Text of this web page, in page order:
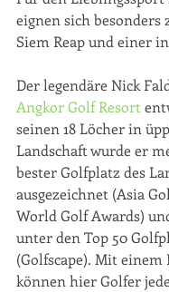
eignen sich besonders
Siem Reap und einer
Der legendäre Nick
Angkor Golf Resort
seinen 18 Löcher in
Landschaft wurde er
bester Golfplatz des
ausgezeichnet (Asia
World Golf Awards)
unter den Top 50
(Golfscape). Mit einem
können hier Golfer